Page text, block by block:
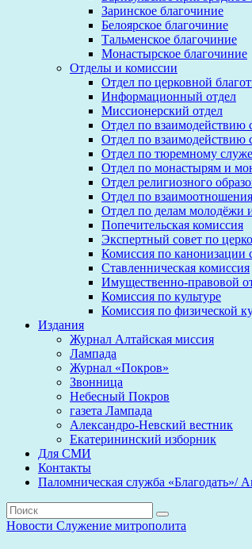
Заринское благочиние
Белоярское благочиние
Тальменское благочиние
Монастырское благочиние
Отделы и комиссии
Отдел по церковной
Информационный отдел
Миссионерский отдел
Отдел по
Отдел по взаимодействию
Отдел по тюремному
Отдел по монастырям и
Отдел религиозного
Отдел по
Отдел по делам молодёжи
Попечительская комиссия
Экспертный совет по
Комиссия по канонизации
Ставленническая комиссия
Имущественно-правовой
Комиссия по культуре
Комиссия по физической
Издания
Журнал Алтайская миссия
Лампада
Журнал «Покров»
Звонница
Небесный Покров
газета Лампада
Александро-Невский вестник
Екатерининский изборник
Для СМИ
Контакты
Паломническая служба «Благодать»/
Новости Служение митрополита